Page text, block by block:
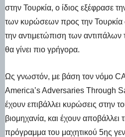
στην Τουρκία, ο ίδιος εξέφρασε
των κυρώσεων προς την Τουρκία
την αντιμετώπιση των
θα γίνει πιο γρήγορα.
Ως γνωστόν, με βάση τον νόμο
America’s Adversaries Through
έχουν επιβάλλει κυρώσεις στην
βιομηχανία, και έχουν αποβάλλει
πρόγραμμα του μαχητικού 5ης